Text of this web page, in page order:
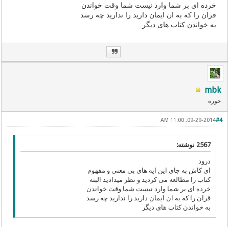
خرده ای بر شما وارد نیست شما وقت خواندن
قران را که به ان ایمان دارید را ندارید چه رسد
به خواندن کتاب های دیگر
mbk
خوره
#4
09-29-2014, 11:00 AM
2567 نوشته:
درود
ای کاش به جای این ایه های بی معنی و مفهوم
کتاب را مطالعه می کردید و نظر میدادید البته
خرده ای بر شما وارد نیست شما وقت خواندن
قران را که به ان ایمان دارید را ندارید چه رسد
به خواندن کتاب های دیگر